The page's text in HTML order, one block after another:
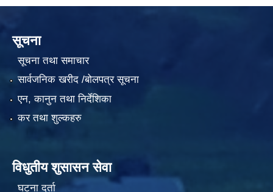
सूचना
सूचना तथा समाचार
सार्वजनिक खरीद /बोलपत्र सूचना
एन, कानुन तथा निर्देशिका
कर तथा शुल्कहरु
विधुतीय शुसासन सेवा
घटना दर्ता